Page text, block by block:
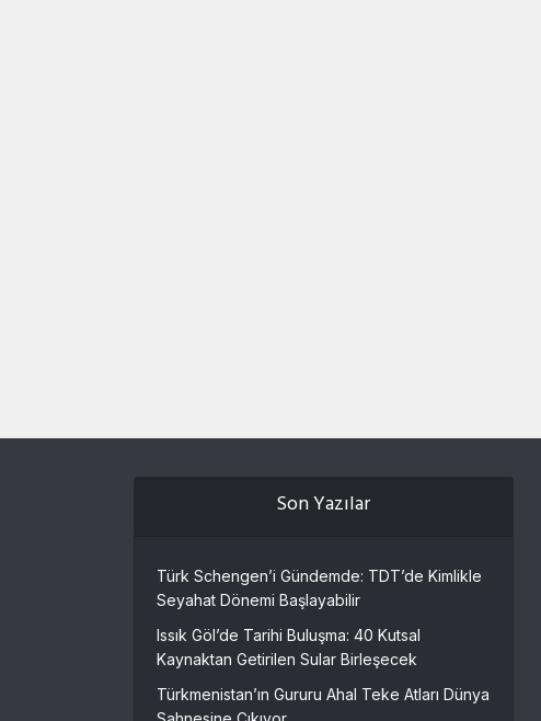
Son Yazılar
Türk Schengen’i Gündemde: TDT’de Kimlikle
Seyahat Dönemi Başlayabilir
Issık Göl’de Tarihi Buluşma: 40 Kutsal
Kaynaktan Getirilen Sular Birleşecek
Türkmenistan’ın Gururu Ahal Teke Atları Dünya